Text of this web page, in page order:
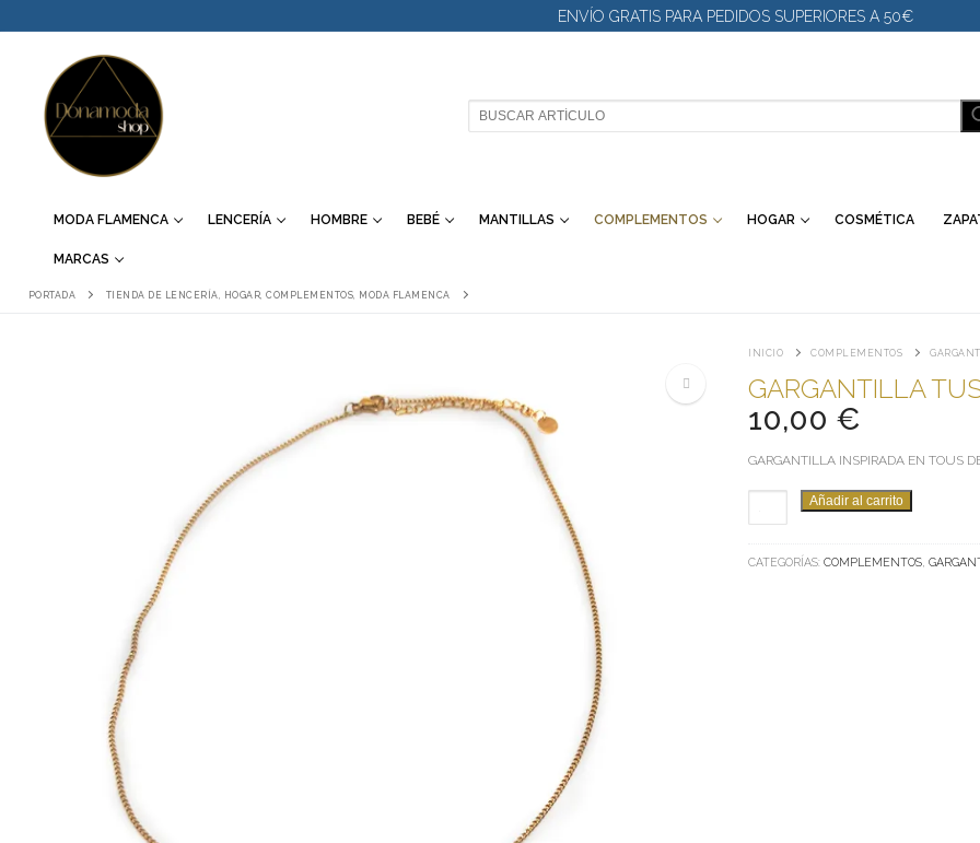
AL
ENVÍO GRATIS PARA PEDIDOS SUPERIORES A 50€
BUSCAR:
MODA FLAMENCA LENCERÍA HOMBRE BEBÉ MANTILLAS COMPLEMENTOS HOGAR COSMÉTICA
MARCAS
PORTADA TIENDA DE LENCERÍA, HOGAR, COMPLEMENTOS, MODA FLAMENCA
INICIO COMPLEMENTOS
GARGANTILLA
10,00 €
GARGANTILLA INSPIRADA EN TOUS
GARGANTILLA
TUS
Añadir al carrito
CATEGORÍAS: COMPLEMENTOS